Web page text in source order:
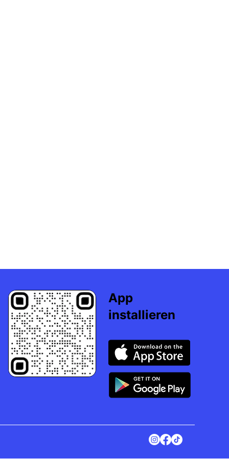
App
installieren